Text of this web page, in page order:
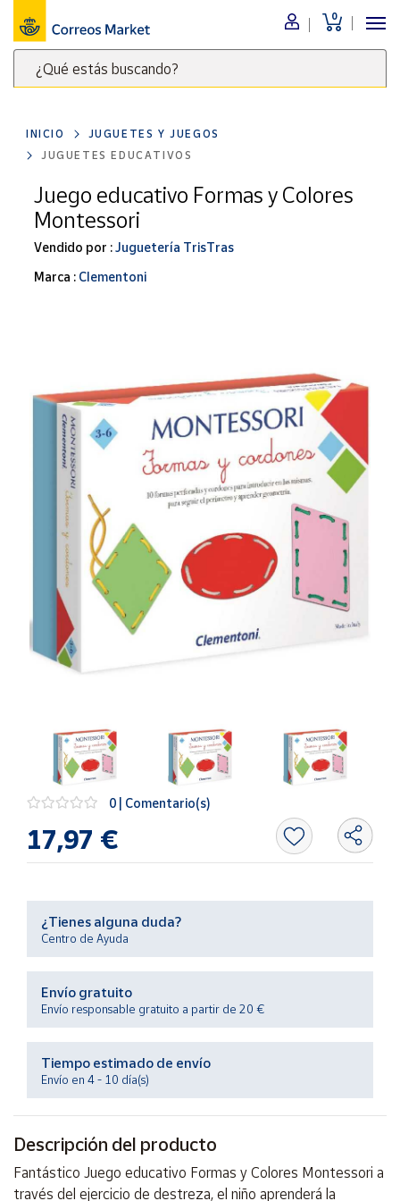
0
¿Qué estás buscando?
clave
para
buscar
productos
Correos
Market
Menú
Nuestro
catálogo
Alimentación
Ocio y cultura
Juguetes y
juegos
Libros y
Artesanía
Oficina y
Papelería
Para Canarias,
Ceuta y Melilla
populares
Bono
Nuestros
novedades
de Correos
Productos
Centro
de ayuda
Contacto
Vendedores
Mapa de
vendedores
vendedor
Área
vendedor
INICIO
JUGUETES Y JUEGOS
JUGUETES EDUCATIVOS
Juego educativo Formas y Colores
Montessori
Vendido por :Juguetería TrisTras
Marca : Clementoni
0 | Comentario(s)
17,97 €
¿Tienes alguna duda?
Centro de Ayuda
Envío gratuito
Envío responsable gratuito a partir de 20 €
Tiempo estimado de envío
Envío en 4 - 10 día(s)
Descripción del producto
Fantástico Juego educativo Formas y Colores Montessori a
través del ejercicio de destreza, el niño aprenderá la